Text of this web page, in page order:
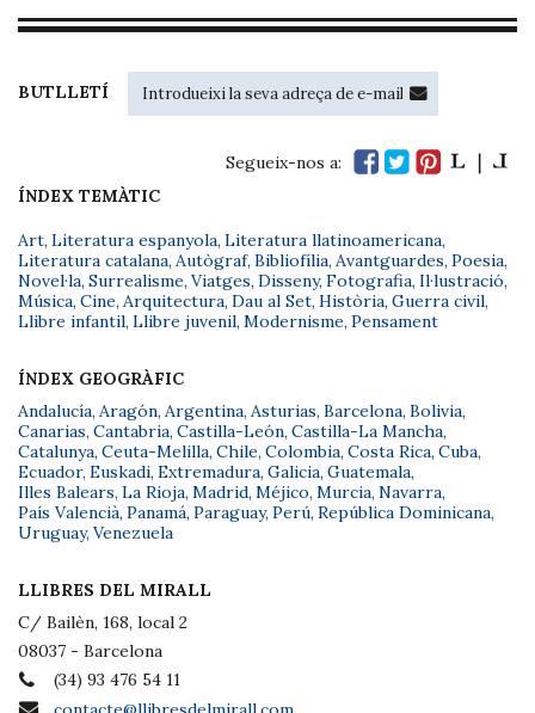
BUTLLETÍ
Segueix-nos a:
ÍNDEX TEMÀTIC
Art, Literatura espanyola, Literatura llatinoamericana,
Literatura catalana, Autògraf, Bibliofília, Avantguardes, Poesia,
Novel·la, Surrealisme, Viatges, Disseny, Fotografia, Il·lustració,
Música, Cine, Arquitectura, Dau al Set, Història, Guerra civil,
Llibre infantil, Llibre juvenil, Modernisme, Pensament
ÍNDEX GEOGRÀFIC
Andalucía, Aragón, Argentina, Asturias, Barcelona, Bolivia,
Canarias, Cantabria, Castilla-León, Castilla-La Mancha,
Catalunya, Ceuta-Melilla, Chile, Colombia, Costa Rica, Cuba,
Ecuador, Euskadi, Extremadura, Galicia, Guatemala,
Illes Balears, La Rioja, Madrid, Méjico, Murcia, Navarra,
País Valencià, Panamá, Paraguay, Perú, República Dominicana,
Uruguay, Venezuela
LLIBRES DEL MIRALL
C/ Bailèn, 168, local 2
08037 - Barcelona
(34) 93 476 54 11